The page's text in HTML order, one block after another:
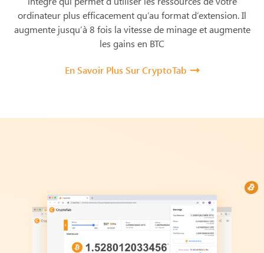
ordinateur plus efficacement qu’au format d’extension. Il
augmente jusqu’à 8 fois la vitesse de minage et augmente
les gains en BTC
En Savoir Plus Sur CryptoTab